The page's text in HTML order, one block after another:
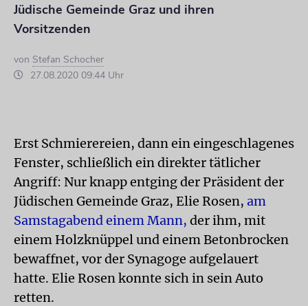
Jüdische Gemeinde Graz und ihren
Vorsitzenden
von Stefan Schocher
27.08.2020 09:44 Uhr
Erst Schmierereien, dann ein eingeschlagenes
Fenster, schließlich ein direkter tätlicher
Angriff: Nur knapp entging der Präsident der
Jüdischen Gemeinde Graz, Elie Rosen, am
Samstagabend einem Mann, der ihm, mit
einem Holzknüppel und einem Betonbrocken
bewaffnet, vor der Synagoge aufgelauert
hatte. Elie Rosen konnte sich in sein Auto
retten.